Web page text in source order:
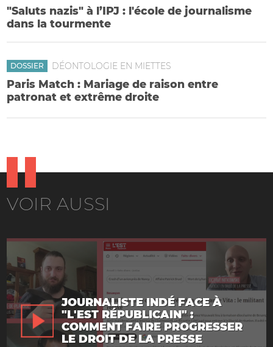
"Saluts nazis" à l’IPJ : l'école de journalisme
dans la tourmente
DOSSIER DÉONTOLOGIE EN MIETTES
Paris Match : Mariage de raison entre
patronat et extrême droite
VOIR AUSSI
JOURNALISTE INDÉ FACE À
"L'EST RÉPUBLICAIN" :
COMMENT FAIRE PROGRESSER
LE DROIT DE LA PRESSE